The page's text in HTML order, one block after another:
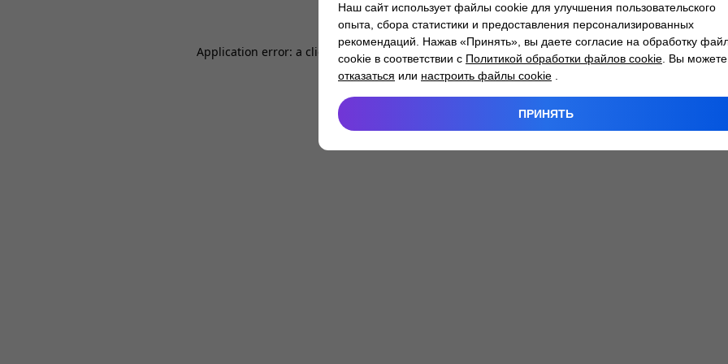
Application error: a client -side exception has occurred while loading atlantm.by (see the
Наш сайт использует файлы cookie для улучшения пользовательского
опыта, сбора статистики и предоставления персонализированных
рекомендаций. Нажав «Принять», вы даете согласие на обработку
cookie в соответствии с Политикой обработки файлов cookie . Вы можете
отказаться или настроить файлы cookie
ПРИНЯТЬ